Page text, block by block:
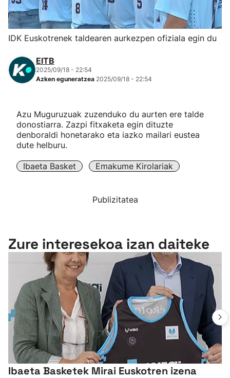
Herri-kirolak
Eskubaloia
Kirolak 360
Mendi-lasterketak
IDK Euskotrenek taldearen aurkezpen ofiziala egin du
EITB
2025/09/18 - 22:54
Azken eguneratzea 2025/09/18 - 22:54
Azu Muguruzuak zuzenduko du aurten ere talde
donostiarra. Zazpi fitxaketa egin dituzte
denboraldi honetarako eta iazko mailari eustea
dute helburu.
Ibaeta Basket Emakume Kirolariak
Publizitatea
Zure interesekoa izan daiteke
Ibaeta Basketek Mirai Euskotren izena